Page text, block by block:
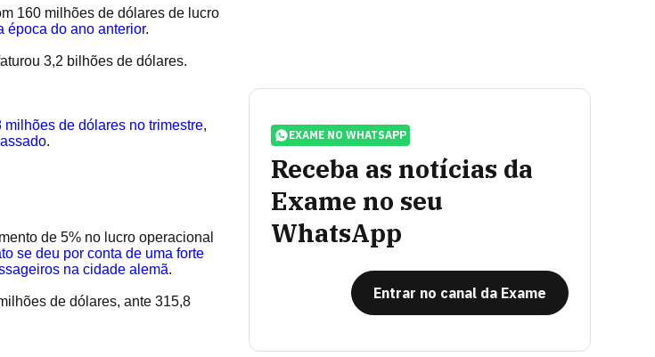
160 milhões de dólares de lucro
época do ano anterior.
3,2 bilhões de dólares.
milhões de dólares no trimestre,
.
de 5% no lucro operacional
se deu por conta de uma forte
na cidade alemã.
de dólares, ante 315,8
EXAME NO WHATSAPP
Receba as notícias da
Exame no seu
WhatsApp
Entrar no canal da Exame